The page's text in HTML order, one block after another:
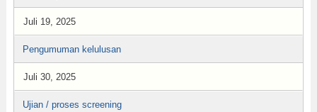
Juli 19, 2025
Pengumuman kelulusan
Juli 30, 2025
Ujian / proses screening